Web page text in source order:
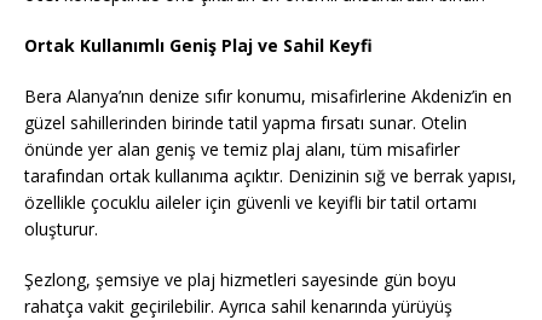
Ortak Kullanımlı Geniş Plaj ve Sahil Keyfi
Bera Alanya’nın denize sıfır konumu, misafirlerine Akdeniz’in en
güzel sahillerinden birinde tatil yapma fırsatı sunar. Otelin
önünde yer alan geniş ve temiz plaj alanı, tüm misafirler
tarafından ortak kullanıma açıktır. Denizinin sığ ve berrak yapısı,
özellikle çocuklu aileler için güvenli ve keyifli bir tatil ortamı
oluşturur.
Şezlong, şemsiye ve plaj hizmetleri sayesinde gün boyu
rahatça vakit geçirilebilir. Ayrıca sahil kenarında yürüyüş